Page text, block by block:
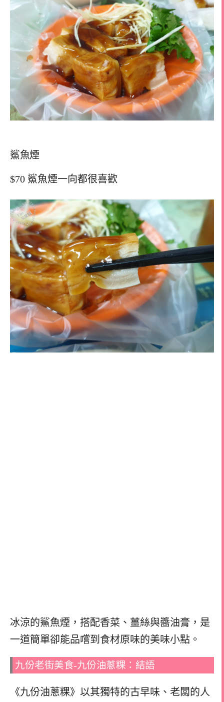
鯊魚煙
$70 鯊魚煙一向都很喜歡
冰涼的鯊魚煙，搭配香菜、薑絲與醬油膏，是
一道簡單卻能品嚐到食材原味的美味小點。
九份老街美食-九份油蔥粿：結語
《九份油蔥粿》以其獨特的古早味、老闆的人